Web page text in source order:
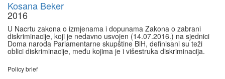
Kosana Beker
2016
U Nacrtu zakona o izmjenama i dopunama Zakona o zabrani
diskriminacije, koji je nedavno usvojen (14.07.2016.) na sjednici
Doma naroda Parlamentarne skupštine BiH, definisani su teži
oblici diskriminacije, među kojima je i višestruka diskriminacija.
Policy brief